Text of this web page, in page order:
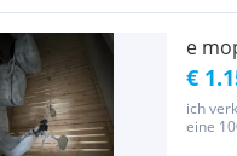
e
€
ich
eine